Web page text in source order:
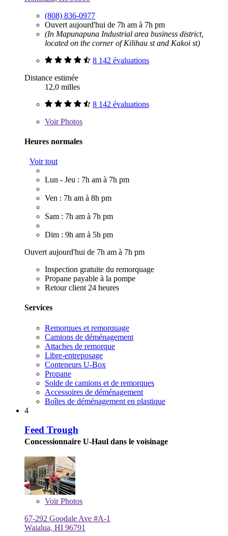
(808) 836-0977
Ouvert aujourd'hui de 7h am à 7h pm
(In Mapunapuna Industrial area business district,
located on the corner of Kilihau st and Kakoi st)
8 142 évaluations
Distance estimée
12,0 milles
8 142 évaluations
VoirPhotos
Heures normales
Voir tout
Lun - Jeu : 7h am à 7h pm
Ven : 7h am à 8h pm
Sam : 7h am à 7h pm
Dim : 9h am à 5h pm
Ouvert aujourd'hui de 7h am à 7h pm
Inspection gratuite du remorquage
Propane payable à la pompe
Retour client 24 heures
Services
Remorques et remorquage
Camions de déménagement
Attaches de remorque
Libre-entreposage
Conteneurs U-Box
Propane
Solde de camions et de remorques
Accessoires de déménagement
Boîtes de déménagement en plastique
4
Feed Trough
Concessionnaire U-Haul dans le voisinage
VoirPhotos
67-292 Goodale Ave #A-1
Waialua, HI 96791